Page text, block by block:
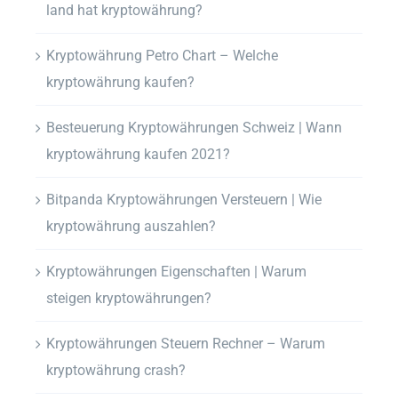
land hat kryptowährung?
Kryptowährung Petro Chart – Welche
kryptowährung kaufen?
Besteuerung Kryptowährungen Schweiz | Wann
kryptowährung kaufen 2021?
Bitpanda Kryptowährungen Versteuern | Wie
kryptowährung auszahlen?
Kryptowährungen Eigenschaften | Warum
steigen kryptowährungen?
Kryptowährungen Steuern Rechner – Warum
kryptowährung crash?